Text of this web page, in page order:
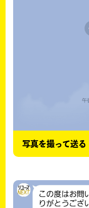
写真を撮って送る